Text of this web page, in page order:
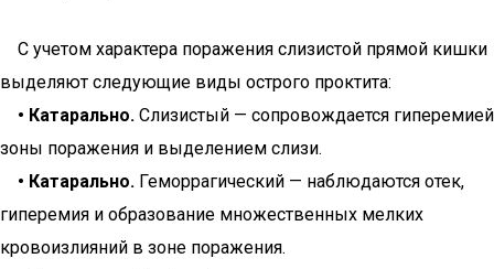
С учетом характера поражения слизистой прямой кишки
выделяют следующие виды острого проктита:
• Катарально. Слизистый — сопровождается гиперемией
зоны поражения и выделением слизи.
• Катарально. Геморрагический — наблюдаются отек,
гиперемия и образование множественных мелких
кровоизлияний в зоне поражения.